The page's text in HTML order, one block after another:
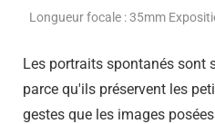
Longueur focale : 35mm
Les portraits spontanés sont
parce qu'ils préservent les
gestes que les images